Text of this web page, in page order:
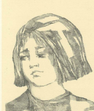
presenta 2 acqueforti
1 ottobre al 15
Italiana,
(PD), con le
fiume, Paesaggio.